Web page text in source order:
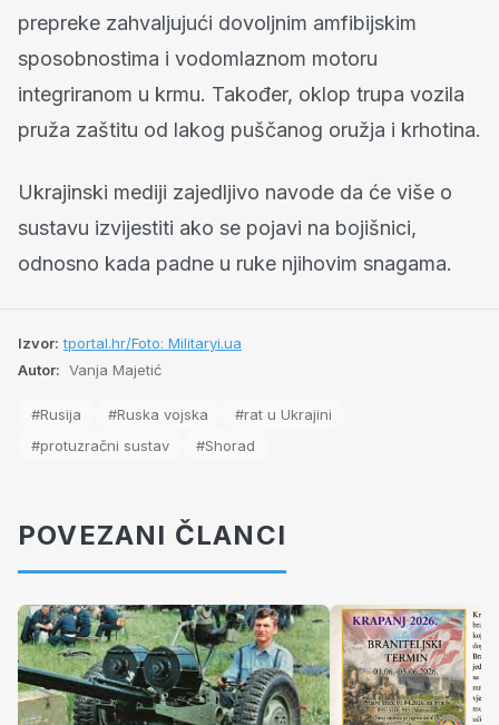
prepreke zahvaljujući dovoljnim amfibijskim
sposobnostima i vodomlaznom motoru
integriranom u krmu. Također, oklop trupa vozila
pruža zaštitu od lakog puščanog oružja i krhotina.
Ukrajinski mediji zajedljivo navode da će više o
sustavu izvijestiti ako se pojavi na bojišnici,
odnosno kada padne u ruke njihovim snagama.
Izvor: tportal.hr/Foto: Militaryi.ua
Autor: Vanja Majetić
#Rusija #Ruska vojska
#rat u Ukrajini
#protuzračni sustav
#Shorad
POVEZANI ČLANCI